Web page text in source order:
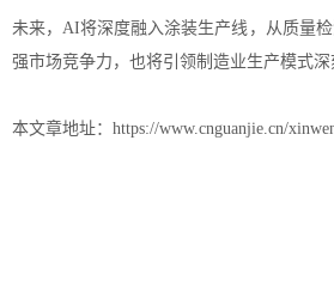
未来，AI将深度融入涂装生产线 ，从质量
强市场竞争力，也将引领制造业生产模式深
本文章地址： https://www.cnguanjie.cn/